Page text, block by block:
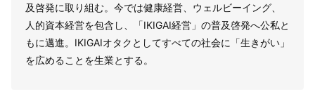
及啓発に取り組む。今では健康経営、ウェルビーイング、
人的資本経営を包含し、「IKIGAI経営」の普及啓発へ公私と
もに邁進。IKIGAIオタクとしてすべての社会に「生きがい」
を広めることを生業とする。